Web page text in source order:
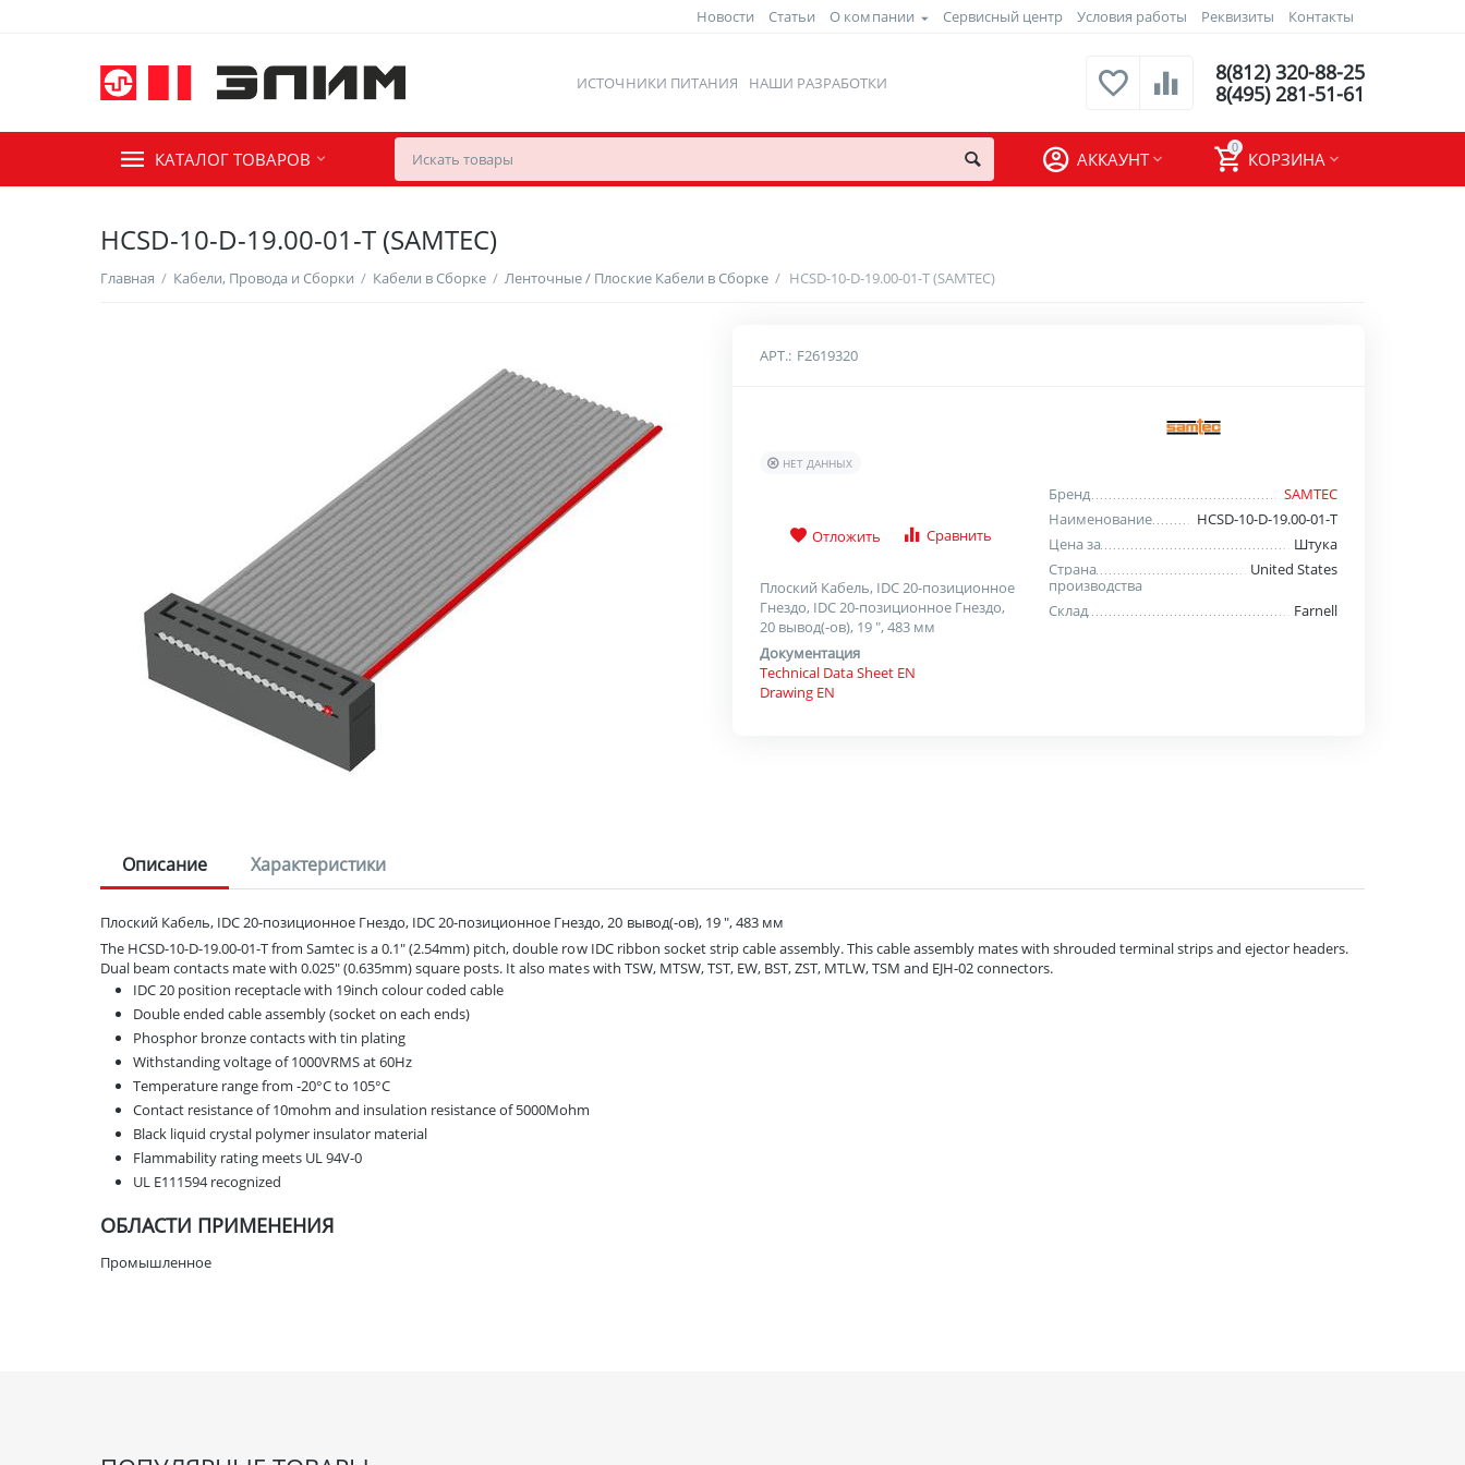
Новости Статьи О компании Сервисный центр Условия работы Реквизиты Контакты
ИСТОЧНИКИ ПИТАНИЯ НАШИ РАЗРАБОТКИ
8(812) 320-88-25
8(495) 281-51-61
КАТАЛОГ ТОВАРОВ
0
КОРЗИНА
АККАУНТ
HCSD-10-D-19.00-01-T (SAMTEC)
Главная / Кабели, Провода и Сборки / Кабели в Сборке / Ленточные / Плоские Кабели в Сборке / HCSD-10-D-19.00-01-T (SAMTEC)
АРТ.: F2619320
НЕТ ДАННЫХ
Отложить Сравнить
Плоский Кабель, IDC 20-позиционное
Гнездо, IDC 20-позиционное Гнездо,
20 вывод(-ов), 19 ", 483 мм
Документация
Technical Data Sheet EN
Drawing EN
Бренд
SAMTEC
Наименование
HCSD-10-D-19.00-01-T
Цена за
Штука
Страна
производства
United States
Склад Farnell
Описание Характеристики
Плоский Кабель, IDC 20-позиционное Гнездо, IDC 20-позиционное Гнездо, 20 вывод(-ов), 19 ", 483 мм
The HCSD-10-D-19.00-01-T from Samtec is a 0.1" (2.54mm) pitch, double row IDC ribbon socket strip cable assembly. This cable assembly mates with shrouded terminal strips and ejector headers.
Dual beam contacts mate with 0.025" (0.635mm) square posts. It also mates with TSW, MTSW, TST, EW, BST, ZST, MTLW, TSM and EJH-02 connectors.
IDC 20 position receptacle with 19inch colour coded cable
Double ended cable assembly (socket on each ends)
Phosphor bronze contacts with tin plating
Withstanding voltage of 1000VRMS at 60Hz
Temperature range from -20°C to 105°C
Contact resistance of 10mohm and insulation resistance of 5000Mohm
Black liquid crystal polymer insulator material
Flammability rating meets UL 94V-0
UL E111594 recognized
ОБЛАСТИ ПРИМЕНЕНИЯ
Промышленное